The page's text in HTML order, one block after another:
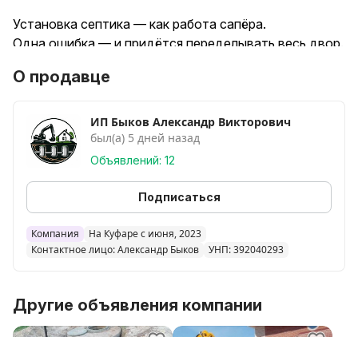
Установка септика — как работа сапёра.
Одна ошибка — и придётся переделывать весь двор.
максимально аккуратно.
труб
• копка траншей под кабель и коммуникации
• демонтаж старых сооружений
Наше преимущесство- это забота о клиете. Мы
предоставляем услуги на выбор:
копка в ручную
работа техникой
выгодные цены для вашего участка.
Работаем без:
О продавце
ИП Быков Александр Викторович
был(а) 5 дней назад
Объявлений: 12
Подписаться
Компания
На Куфаре с июня, 2023
Контактное лицо: Александр Быков
УНП: 392040293
Другие объявления компании